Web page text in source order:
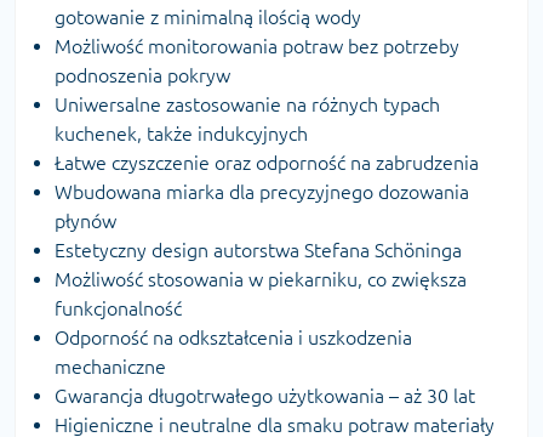
gotowanie z minimalną ilością wody
Możliwość monitorowania potraw bez potrzeby
podnoszenia pokryw
Uniwersalne zastosowanie na różnych typach
kuchenek, także indukcyjnych
Łatwe czyszczenie oraz odporność na zabrudzenia
Wbudowana miarka dla precyzyjnego dozowania
płynów
Estetyczny design autorstwa Stefana Schöninga
Możliwość stosowania w piekarniku, co zwiększa
funkcjonalność
Odporność na odkształcenia i uszkodzenia
mechaniczne
Gwarancja długotrwałego użytkowania – aż 30 lat
Higieniczne i neutralne dla smaku potraw materiały